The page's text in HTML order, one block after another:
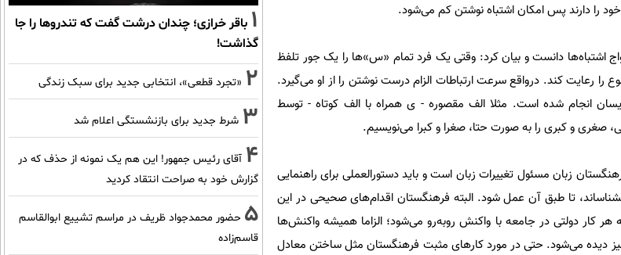
را دارند پس امکان اشتباه نوشتن کم می‌شود.
اشتباه‌ها دانست و بیان کرد: وقتی یک فرد تمام «س»ها را یک جور تلفظ
را رعایت کند. درواقع سرعت ارتباطات الزام درست نوشتن را از او می‌گیرد.
انجام شده است. مثلا الف مقصوره - ی همراه با الف کوتاه - توسط
و کبری را به صورت حتا، صغرا و کبرا می‌نویسیم.
زبان مسئول تغییرات زبان است و باید دستورالعملی برای راهنمایی
تا طبق آن عمل شود. البته فرهنگستان اقدام‌های صحیحی در این
هر کار دولتی در جامعه با واکنش روبه‌رو می‌شود؛ الزاما همیشه واکنش‌ها
دیده می‌شود. حتی در مورد کارهای مثبت فرهنگستان مثل ساختن معادل
1 باقر خرازی؛ چندان درشت گفت که تندروها را جا
گذاشت!
2 «تجرد قطعی»، انتخابی جدید برای سبک زندگی
3 شرط جدید برای بازنشستگی اعلام شد
4 آقای رئیس جمهور! این هم یک نمونه از حذف که در
گزارش خود به صراحت انتقاد کردید
5 حضور محمدجواد ظریف در مراسم تشییع ابوالقاسم
قاسم‌زاده